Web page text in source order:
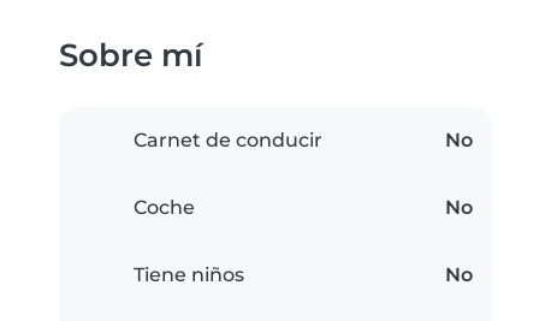
Sobre mí
Carnet de conducir No
Coche No
Tiene niños No